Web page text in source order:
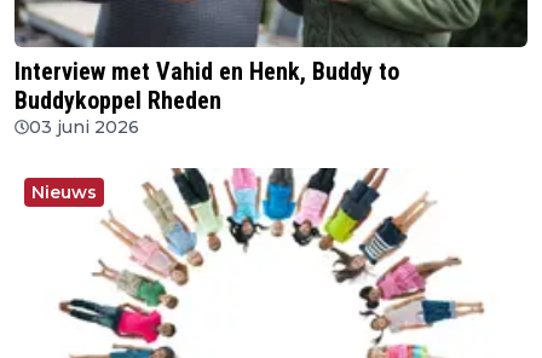
Interview met Vahid en Henk, Buddy to
Buddykoppel Rheden
03 juni 2026
Nieuws